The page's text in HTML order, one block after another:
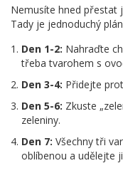
Nemusíte hned přestat
Tady je jednoduchý
Den 1-2: Nahraďte
třeba tvarohem s
Den 3-4: Přidejte
Den 5-6: Zkuste
zeleniny.
Den 7: Všechny tři
oblíbenou a udělejte